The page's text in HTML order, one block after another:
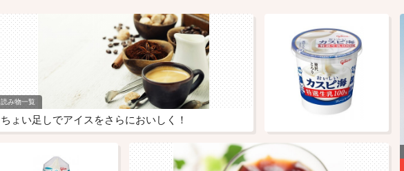
読み物一覧
ちょい足しでアイスをさらにおいしく！